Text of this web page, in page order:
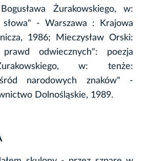
Żurakowskiego, w:
słowa" - Warszawa : Krajowa
1986; Mieczysław Orski:
odwiecznych": poezja
w: tenże:
narodowych znaków" -
Dolnośląskie, 1989.